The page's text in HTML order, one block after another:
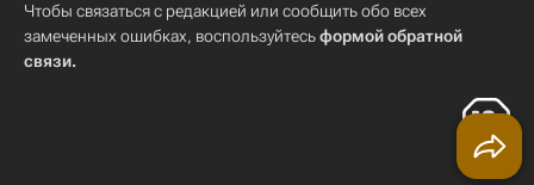
Чтобы связаться с редакцией или сообщить обо всех
замеченных ошибках, воспользуйтесьформой обратной
связи.